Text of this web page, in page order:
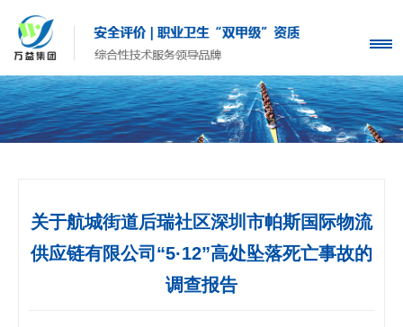
关于航城街道后瑞社区深圳市帕斯国际物流
供应链有限公司“5·12”高处坠落死亡事故的
调查报告